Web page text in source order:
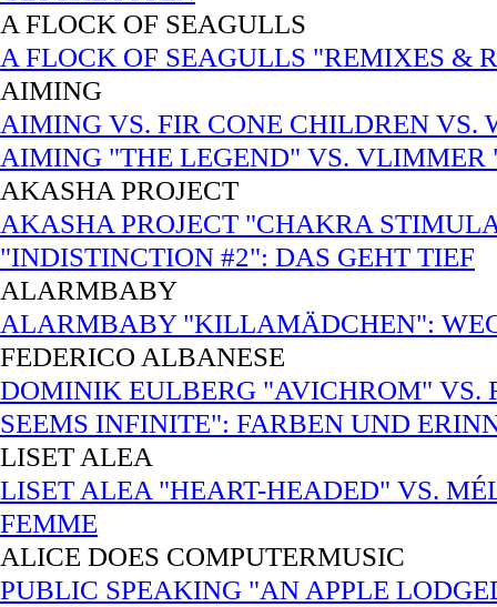
A FLOCK OF SEAGULLS
A FLOCK OF SEAGULLS "REMIXES &
AIMING
AIMING VS. FIR CONE CHILDREN
AIMING "THE LEGEND" VS. VLIMMER
AKASHA PROJECT
AKASHA PROJECT "CHAKRA
"INDISTINCTION #2": DAS GEHT TIEF
ALARMBABY
ALARMBABY "KILLAMÄDCHEN":
FEDERICO ALBANESE
DOMINIK EULBERG "AVICHROM" VS.
SEEMS INFINITE": FARBEN UND
LISET ALEA
LISET ALEA "HEART-HEADED" VS.
FEMME
ALICE DOES COMPUTERMUSIC
PUBLIC SPEAKING "AN APPLE